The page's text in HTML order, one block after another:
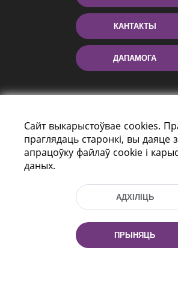
КАНТАКТЫ
ДАПАМОГА
праспект Незалежнасці 116
г. Мiнск, Рэспубліка Беларусь,
Тэл.: (+375 17) 368 37 37, Факс:
Эл. пошта: inbox@nlb.by
Сайт выкарыстоўвае cookies.
праглядаць старонкі, вы даяце
апрацоўку файлаў cookie і
даных.
АДХІЛІЦЬ
ПРЫНЯЦЬ